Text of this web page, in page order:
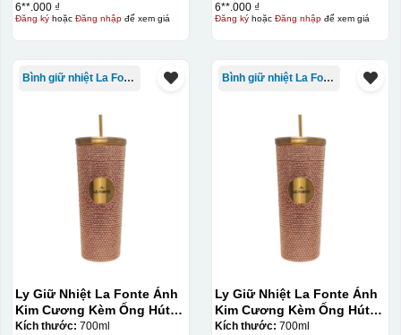
6**.000 ₫
Đăng kýhoặc Đăng nhậpđể xem giá
6**.000 ₫
Đăng kýhoặc Đăng nhậpđể xem giá
Bình giữ nhiệt La Fonte
Ly Giữ Nhiệt La Fonte Ánh
Kim Cương Kèm Ống Hút-
700 ml-014687-GOL
Kích thước: 700ml
Bình giữ nhiệt La Fonte
Ly Giữ Nhiệt La Fonte Ánh
Kim Cương Kèm Ống Hút-
700 ml-014687-GOL
Kích thước: 700ml